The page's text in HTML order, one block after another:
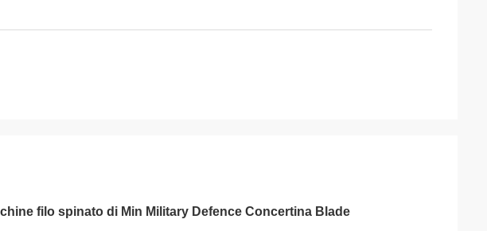
filo spinato di Min Military Defence Concertina Blade